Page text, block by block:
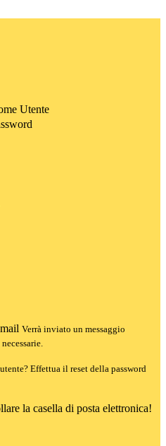
Utente
Verrà inviato un messaggio
Effettua il reset della password
la casella di posta elettronica!